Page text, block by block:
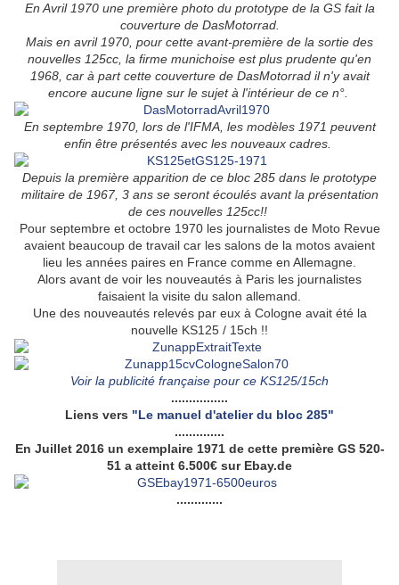
En Avril 1970 une première photo du prototype de la GS fait la
couverture de DasMotorrad.
Mais en avril 1970, pour cette avant-première de la sortie des
nouvelles 125cc, la firme munichoise est plus prudente qu'en
1968, car à part cette couverture de DasMotorrad il n'y avait
encore aucune ligne sur le sujet à l'intérieur de ce n°.
En septembre 1970, lors de l'IFMA, les modèles 1971 peuvent
enfin être présentés avec les nouveaux cadres
Depuis la première apparition de ce bloc 285 dans le prototype
militaire de 1967, 3 ans se seront écoulés avant la présentation
de ces nouvelles 125cc!!
Pour septembre et octobre 1970 les journalistes de Moto Revue
avaient beaucoup de travail car les salons de la motos avaient
lieu les années paires en France comme en Allemagne.
Alors avant de voir les nouveautés à Paris les journalistes
faisaient la visite du salon allemand.
Une des nouveautés relevés par eux à Cologne avait été la
nouvelle KS125 / 15ch !!
Voir la publicité française pour ce KS125/15ch
................
Liens vers "Le manuel d'atelier du bloc 285"
..............
En Juillet 2016 un exemplaire 1971 de cette première GS 520-
51 a atteint 6.500€ sur Ebay.de
.............